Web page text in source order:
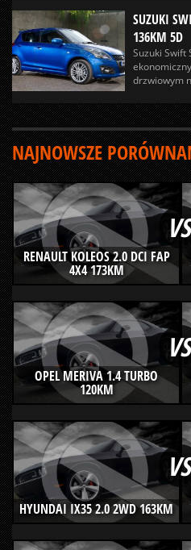
SUZUKI
136KM 5D
Suzuki Swift
drzwiowym
NAJNOWSZE
RENAULT KOLEOS 2.0 DCI FAP
4X4 173KM
VS
OPEL MERIVA 1.4 TURBO
120KM
VS
HYUNDAI IX35 2.0 2WD 163KM
VS